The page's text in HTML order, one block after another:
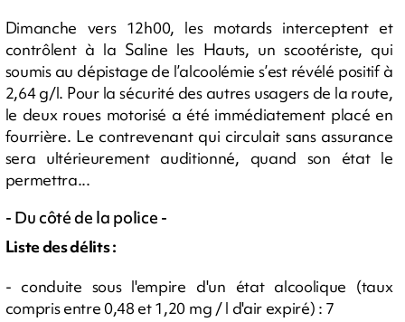
Dimanche vers 12h00, les motards interceptent et
contrôlent à la Saline les Hauts, un scootériste, qui
soumis au dépistage de l’alcoolémie s’est révélé positif à
2,64 g/l. Pour la sécurité des autres usagers de la route,
le deux roues motorisé a été immédiatement placé en
fourrière. Le contrevenant qui circulait sans assurance
sera ultérieurement auditionné, quand son état le
permettra...
- Du côté de la police -
Liste des délits :
- conduite sous l'empire d'un état alcoolique (taux
compris entre 0,48 et 1,20 mg / l d'air expiré) : 7